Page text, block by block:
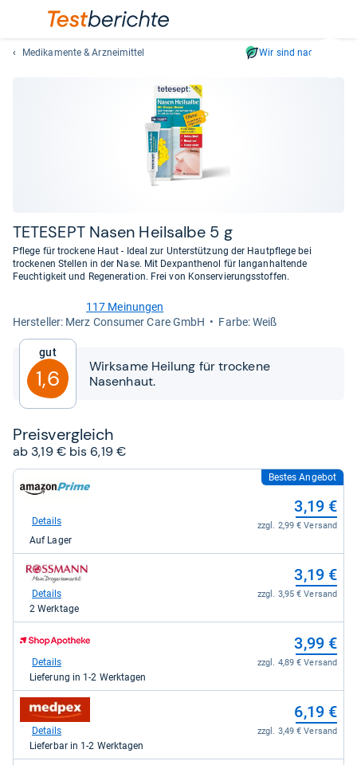
und
Medikamente & Arzneimittel Wir sind nachhaltig
TETE­SEPT Nasen Heil­salbe 5 g
Pflege für trockene Haut - Ideal zur Unterstützung der Hautpflege bei
trockenen Stellen in der Nase. Mit Dexpanthenol für langanhaltende
Feuchtigkeit und Regeneration. Frei von Konservierungsstoffen.
von
Sternen
117 Meinungen
Her­stel­ler: Merz Consumer Care GmbH
Farbe: Weiß
Gut
1,6
Wirksame Heilung für trockene
Nasenhaut.
Preis­ver­gleich
ab 3,19 € bis 6,19 €
Shop:
Amazon.de
3,19
kaufen.
Bestes Angebot
3,19 €
zzgl. 2,99 € Versand
Details
Auf Lager
zum
Shop:
rossmann
kaufen.
3,19 €
zzgl. 3,95 € Versand
Details
2 Werktage
zum
Shop:
Shop
DE
für
3,99
kaufen.
3,99 €
zzgl. 4,89 € Versand
Details
Lieferung in 1-2 Werktagen
zum
Shop:
medpex
6,19 €
zzgl. 3,49 € Versand
Details
Lieferbar in 1-2 Werktagen